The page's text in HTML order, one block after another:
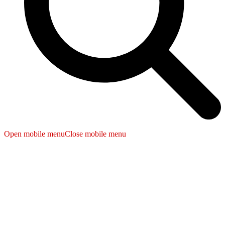
Open mobile menuClose mobile menu